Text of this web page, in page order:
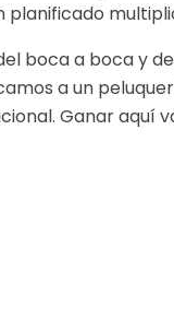
planificado
boca a boca y
a un
Ganar aquí